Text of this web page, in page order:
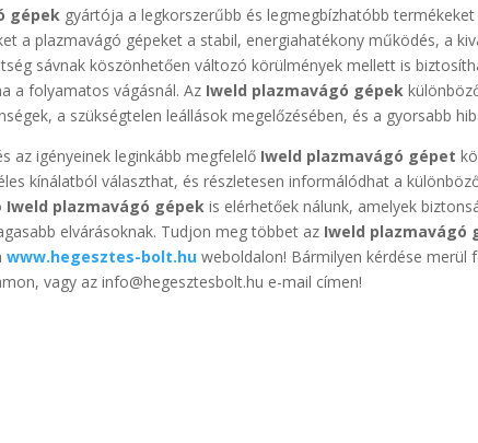
gépek gyártója a legkorszerűbb és legmegbízhatóbb
a plazmavágó gépeket a stabil, energiahatékony működés, a
sávnak köszönhetően változó körülmények mellett is
a folyamatos vágásnál. Az Iweld plazmavágó gépek
a szükségtelen leállások megelőzésében, és a gyorsabb
az igényeinek leginkább megfelelő Iweld plazmavágó gépet
kínálatból választhat, és részletesen informálódhat a
Iweld plazmavágó gépek is elérhetőek nálunk, amelyek
elvárásoknak. Tudjon meg többet az Iweld plazmavágó
www.hegesztes-bolt.hu weboldalon! Bármilyen kérdése merül
vagy az info@hegesztesbolt.hu e-mail címen!